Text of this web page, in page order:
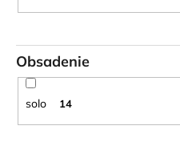
Obsadenie
solo 14